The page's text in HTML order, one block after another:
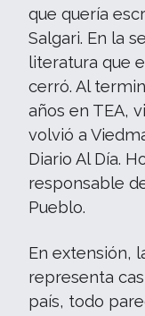
que quería
Salgari. En la
literatura que
cerró. Al
años en TEA,
volvió a
Diario Al Día.
responsable
Pueblo.
En extensión,
representa
país, todo